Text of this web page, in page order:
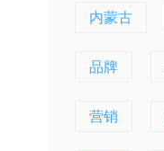
内蒙古
品牌
营销